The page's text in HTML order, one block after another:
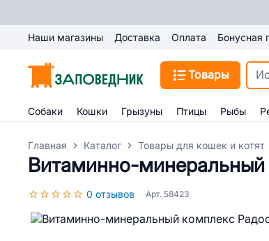
Наши магазины Доставка Оплата Бонусная
Товары
Собаки Кошки Грызуны Птицы Рыбы
Главная Каталог Товары для кошек и котят
Витаминно-
0 отзывов Арт. 58423